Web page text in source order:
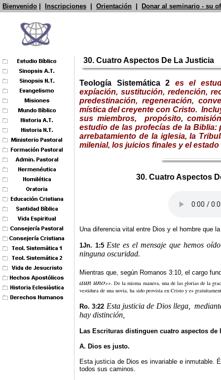
Bienvenido Inscripciones Orientación Donar al seminario - su
30. Cuatro Aspectos De La Justicia
Teología Sistemática2
es el
expíación, sustitución, redención,
predestinación, regeneración,
mística del creyente con Cristo.
sus miembros, propósito,
estudio de las profecías de la
arrebatamiento de la iglesia, la T
milenial, los juicios finales y el estado
30. Cuatro Aspectos
Una diferencia vital entre Dios y el hombre que
1Jn. 1:5 Este es el mensaje que hemos
ninguna oscuridad.
Mientras que, según Romanos 3:10, el cargo
aun uno>>. De la misma manera, una de las glorias de la
vestidura de una novia, ha sido provista en Cristo y es
Ro. 3:22 Esta justicia de Dios llega,
hay distinción,
Las Escrituras distinguen cuatro aspectos de
A. Dios es justo.
Esta justicia de Dios es invariable e inmutable.
todos sus caminos.